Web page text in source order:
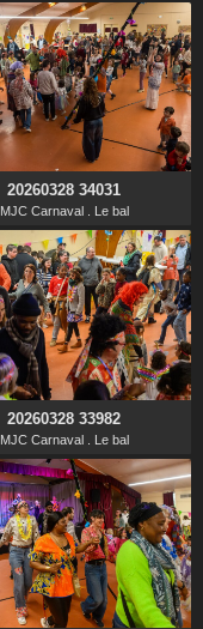
20260328 34031
MJC Carnaval . Le bal
20260328 33982
MJC Carnaval . Le bal